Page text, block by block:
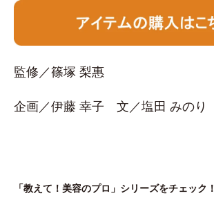
監修／篠塚 梨惠
企画／伊藤 幸子 文／塩田 みのり
「教えて！美容のプロ」シリーズをチェック！